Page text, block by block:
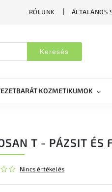
RÓLUNK ÁLTALÁNOS
Keresés
KOZMETIKUMOK
T - PÁZSIT ÉS
Nincs értékelés